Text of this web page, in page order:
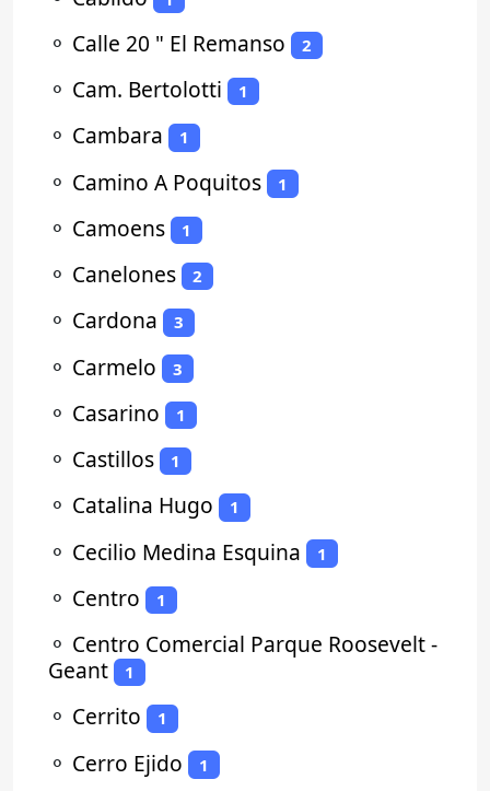
⚬ Calle 20 " El Remanso 2
⚬ Cam. Bertolotti 1
⚬ Cambara 1
⚬ Camino A Poquitos 1
⚬ Camoens 1
⚬ Canelones 2
⚬ Cardona 3
⚬ Carmelo 3
⚬ Casarino 1
⚬ Castillos 1
⚬ Catalina Hugo 1
⚬ Cecilio Medina Esquina 1
⚬ Centro 1
⚬ Centro Comercial Parque Roosevelt -
Geant
1
⚬ Cerrito 1
⚬ Cerro Ejido 1